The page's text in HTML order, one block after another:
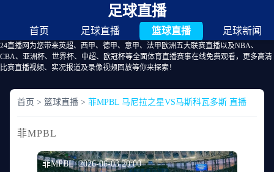
足球直播
首页 足球直播 篮球直播 足球新闻
24直播网为您带来英超、西甲、德甲、意甲、法甲欧洲五大联赛直播以及NBA、
CBA、亚洲杯、世界杯、中超、欧冠杯等全面体育直播赛事在线免费观看，更多高清
比赛直播视频、实况报道及录像视频回放等你来探索！
首页 > 篮球直播 > 菲MPBL 马尼拉之星VS马斯科瓦多斯 直播
菲MPBL
菲MPBL 2026-06-03 20:00